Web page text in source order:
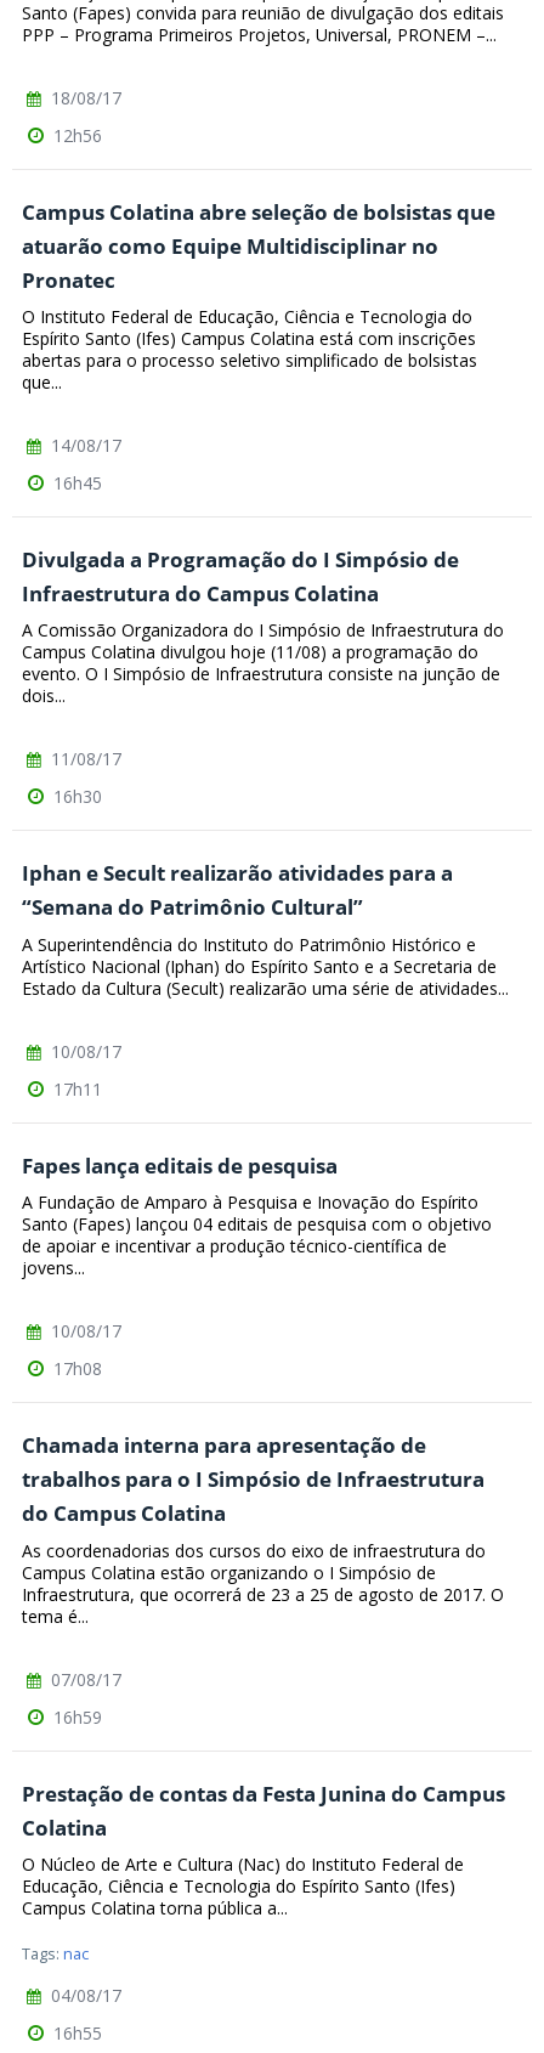
Santo (Fapes) convida para reunião de divulgação dos editais
PPP – Programa Primeiros Projetos, Universal, PRONEM –...
18/08/17
12h56
Campus Colatina abre seleção de bolsistas que
atuarão como Equipe Multidisciplinar no
Pronatec
O Instituto Federal de Educação, Ciência e Tecnologia do
Espírito Santo (Ifes) Campus Colatina está com inscrições
abertas para o processo seletivo simplificado de bolsistas
que...
14/08/17
16h45
Divulgada a Programação do I Simpósio de
Infraestrutura do Campus Colatina
A Comissão Organizadora do I Simpósio de Infraestrutura do
Campus Colatina divulgou hoje (11/08) a programação do
evento. O I Simpósio de Infraestrutura consiste na junção de
dois...
11/08/17
16h30
Iphan e Secult realizarão atividades para a
“Semana do Patrimônio Cultural”
A Superintendência do Instituto do Patrimônio Histórico e
Artístico Nacional (Iphan) do Espírito Santo e a Secretaria de
Estado da Cultura (Secult) realizarão uma série de atividades...
10/08/17
17h11
Fapes lança editais de pesquisa
A Fundação de Amparo à Pesquisa e Inovação do Espírito
Santo (Fapes) lançou 04 editais de pesquisa com o objetivo
de apoiar e incentivar a produção técnico-científica de
jovens...
10/08/17
17h08
Chamada interna para apresentação de
trabalhos para o I Simpósio de Infraestrutura
do Campus Colatina
As coordenadorias dos cursos do eixo de infraestrutura do
Campus Colatina estão organizando o I Simpósio de
Infraestrutura, que ocorrerá de 23 a 25 de agosto de 2017. O
tema é...
07/08/17
16h59
Prestação de contas da Festa Junina do Campus
Colatina
O Núcleo de Arte e Cultura (Nac) do Instituto Federal de
Educação, Ciência e Tecnologia do Espírito Santo (Ifes)
Campus Colatina torna pública a...
Tags: nac
04/08/17
16h55